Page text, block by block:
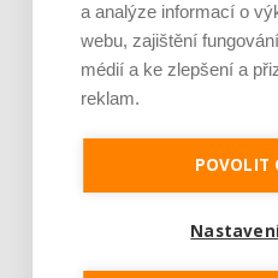
Je jen pro sportovce,
stravě ho mám
v oblasti zdraví, výživy
a analýze informací o
webu, zajištění
médií a ke zlepšení a
reklam.
POVOLIT